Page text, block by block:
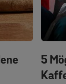
5